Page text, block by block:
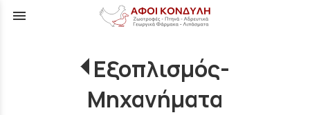
menu
Εξοπλισμός-
Μηχανήματα